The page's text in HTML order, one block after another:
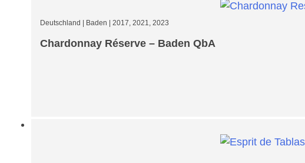
Deutschland | Baden | 2017, 2021, 2023
Chardonnay Réserve – Baden QbA